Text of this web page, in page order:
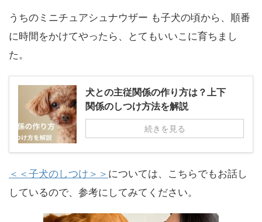
うちのミニチュアシュナウザー も子犬の頃から、順番
に時間をかけてやったら、とてもいいこに育ちまし
た。
犬との主従関係の作り方は？上下
関係のしつけ方法を解説
続きを見る
＜＜子犬のしつけ＞＞ については、こちらでもお話し
しているので、参考にしてみてください。